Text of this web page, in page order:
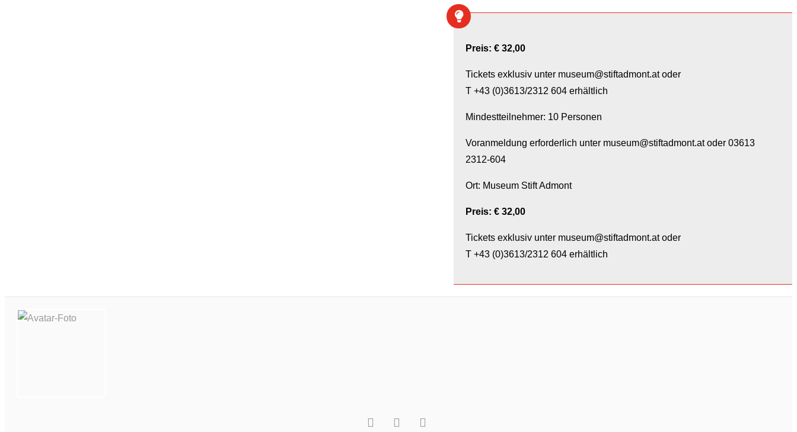
Preis: € 32,00
Tickets exklusiv unter museum@stiftadmont.at oder
T +43 (0)3613/2312 604 erhältlich
Mindestteilnehmer: 10 Personen
Voranmeldung erforderlich unter museum@stiftadmont.at oder 03613
2312-604
Ort: Museum Stift Admont
Preis: € 32,00
Tickets exklusiv unter museum@stiftadmont.at oder
T +43 (0)3613/2312 604 erhältlich